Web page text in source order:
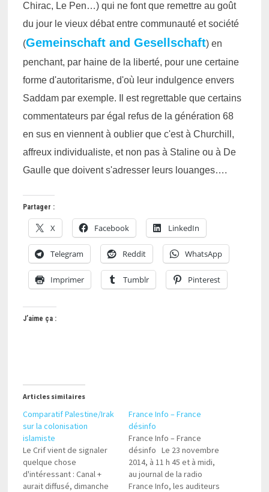
Chirac, Le Pen…) qui ne font que remettre au goût
du jour le vieux débat entre communauté et société
(Gemeinschaft and Gesellschaft) en
penchant, par haine de la liberté, pour une certaine
forme d'autoritarisme, d'où leur indulgence envers
Saddam par exemple. Il est regrettable que certains
commentateurs par égal refus de la génération 68
en sus en viennent à oublier que c'est à Churchill,
affreux individualiste, et non pas à Staline ou à De
Gaulle que doivent s'adresser leurs louanges….
Partager :
X Facebook LinkedIn
Telegram Reddit WhatsApp
Imprimer Tumblr Pinterest
J’aime ça :
Articles similaires
Comparatif Palestine/Irak
sur la colonisation
islamiste
Le Crif vient de signaler
quelque chose
d'intéressant : Canal +
aurait diffusé, dimanche
France Info – France
désinfo
France Info – France
désinfo Le 23 novembre
2014, à 11 h 45 et à midi,
au journal de la radio
France Info, les auditeurs